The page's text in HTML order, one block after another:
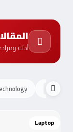
أدلة
OS
Laptop